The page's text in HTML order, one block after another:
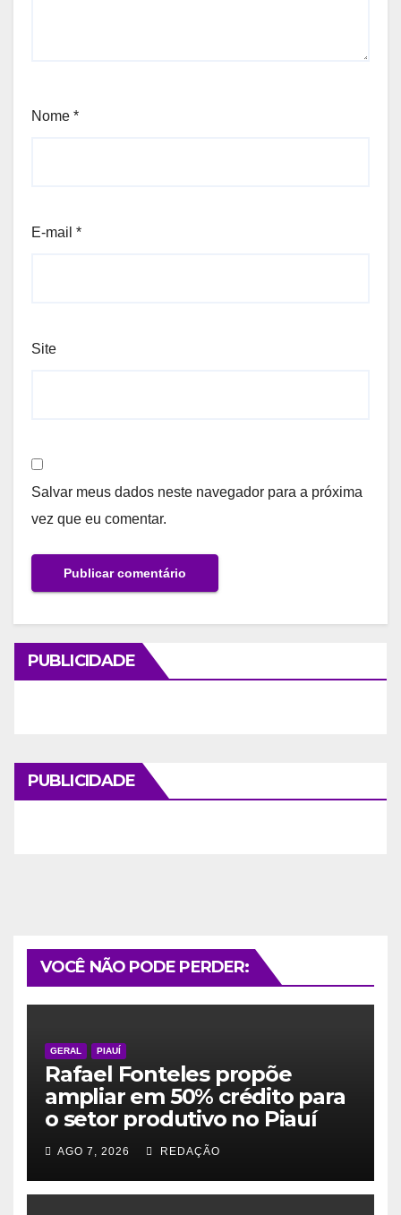
Nome *
E-mail *
Site
Salvar meus dados neste navegador para a próxima
vez que eu comentar.
PUBLICIDADE
PUBLICIDADE
VOCÊ NÃO PODE PERDER:
GERAL PIAUÍ
Rafael Fonteles propõe
ampliar em 50% crédito para
o setor produtivo no Piauí
AGO 7, 2026 REDAÇÃO